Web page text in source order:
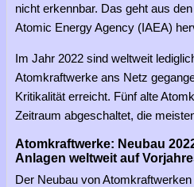
nicht erkennbar. Das geht aus
Atomic Energy Agency (IAEA)
Im Jahr 2022 sind weltweit
Atomkraftwerke ans Netz
Kritikalität erreicht. Fünf alte
Zeitraum abgeschaltet, die
Atomkraftwerke: Neubau
Anlagen weltweit auf
Der Neubau von